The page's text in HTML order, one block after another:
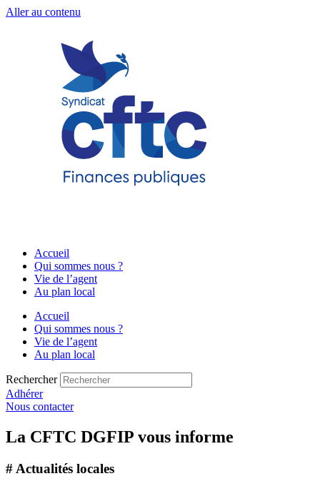
Aller au contenu
Accueil
Qui sommes nous ?
Vie de l’agent
Au plan local
Accueil
Qui sommes nous ?
Vie de l’agent
Au plan local
Rechercher
Adhérer
Nous contacter
La CFTC DGFIP vous informe
# Actualités locales